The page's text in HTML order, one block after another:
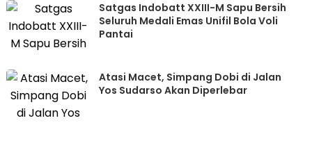
Satgas Indobatt XXIII-M Sapu Bersih
Seluruh Medali Emas Unifil Bola Voli
Pantai
Atasi Macet, Simpang Dobi di Jalan
Yos Sudarso Akan Diperlebar